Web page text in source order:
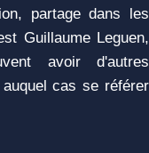
partage dans les
Guillaume Leguen,
avoir d'autres
cas se référer